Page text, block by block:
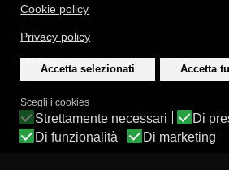
Cookie policy
Privacy policy
Accetta selezionati Accetta
Scegli i cookies
Strettamente necessari
Di
Di funzionalità
Di marketing
Privacy
Cookies
Credits